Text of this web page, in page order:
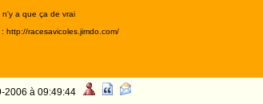
n'y a que ça de vrai
http://racesavicoles.jimdo.com/
2006 à 09:49:44